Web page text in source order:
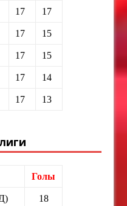
17 17
17 15
17 15
17 14
17 13
Голы
18